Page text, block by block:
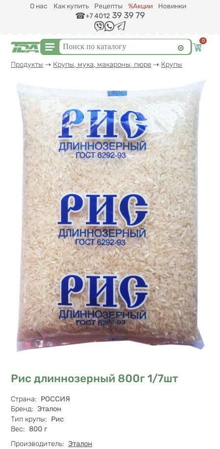
Перейти к основному содержанию
О нас Как купить Рецепты %Акции
Новинки
+7 4012 39 39 79
Форма поиска
Поиск 0
Вы здесь
Продукты ⇢ Крупы, мука, макароны, пюре ⇢ Крупы
Рис длиннозерный 800г 1/7шт
Характеристики
Страна: РОССИЯ
Бренд: Эталон
Тип крупы: Рис
Вес: 800 г
Производитель: Эталон